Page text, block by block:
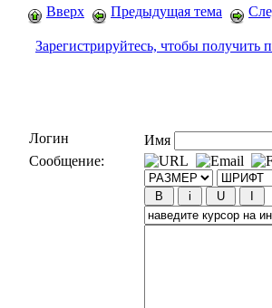
Вверх Предыдущая тема
Зарегистрируйтесь, чтобы
Логин
Имя
Сообщение: